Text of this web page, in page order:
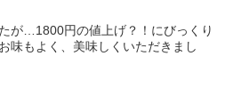
が…1800円の値上げ？！にびっくり
味もよく、美味しくいただきまし